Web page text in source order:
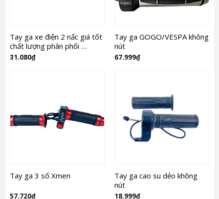
Tay ga xe điện 2 nấc giá tốt
chất lượng phân phối …
31.080₫
Tay ga GOGO/VESPA không
nút
67.999₫
Tay ga 3 số Xmen
57.720₫
Tay ga cao su dẻo không
nút
18.999₫